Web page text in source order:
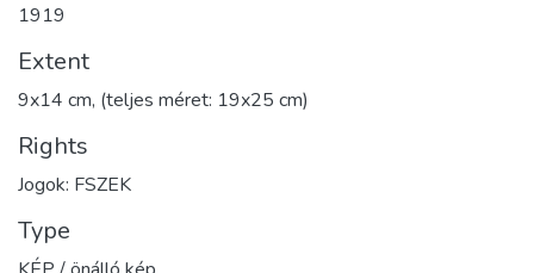
1919
Extent
9x14 cm, (teljes méret: 19x25 cm)
Rights
Jogok: FSZEK
Type